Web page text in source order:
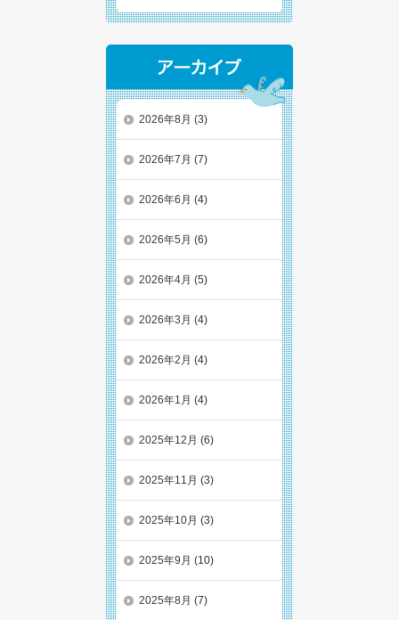
2026年8月 (3)
2026年7月 (7)
2026年6月 (4)
2026年5月 (6)
2026年4月 (5)
2026年3月 (4)
2026年2月 (4)
2026年1月 (4)
2025年12月 (6)
2025年11月 (3)
2025年10月 (3)
2025年9月 (10)
2025年8月 (7)